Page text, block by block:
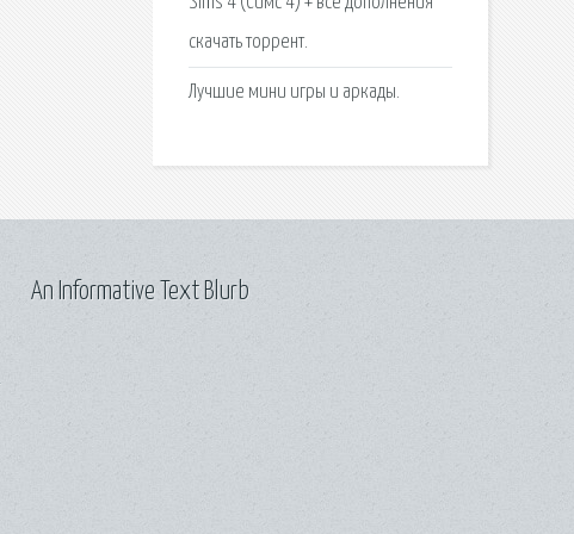
скачать торрент.
Лучшие мини игры и аркады.
An Informative Text Blurb